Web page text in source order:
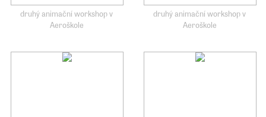
druhý animační workshop v
Aeroškole
druhý animační workshop v
Aeroškole